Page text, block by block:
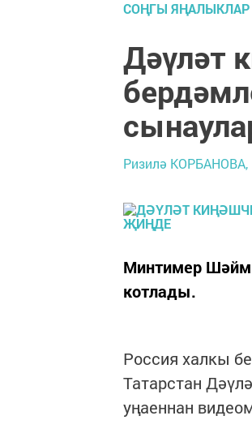
СОҢГЫ ЯҢАЛЫКЛАР
Дәүләт
Ризилә КОРБАНОВА,
Минтимер
котлады.
Россия халкы
Татарстан
уңаеннан